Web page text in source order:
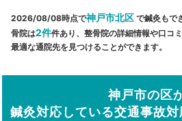
2026/08/08時点で神戸市北区 で鍼灸もで
骨院は2件件あり、整骨院の詳細情報や口コ
最適な通院先を見つけることができます。
神戸市の区
鍼灸対応している交通事故